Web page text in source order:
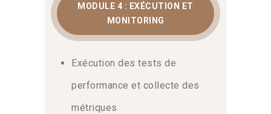
MODULE 4 : EXÉCUTION ET
MONITORING
Exécution des tests de
performance et collecte des
métriques